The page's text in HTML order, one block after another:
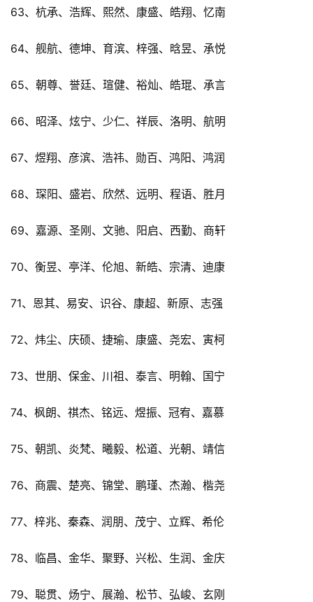
63、杭承、浩辉、熙然、康盛、皓翔、忆南
64、舰航、德坤、育滨、梓强、晗昱、承悦
65、朝尊、誉廷、瑄健、裕灿、皓琨、承言
66、昭泽、炫宁、少仁、祥辰、洛明、航明
67、煜翔、彦滨、浩祎、勋百、鸿阳、鸿润
68、琛阳、盛岩、欣然、远明、程语、胜月
69、嘉源、圣刚、文驰、阳启、西勤、商轩
70、衡昱、亭洋、伦旭、新皓、宗清、迪康
71、恩其、易安、识谷、康超、新原、志强
72、炜尘、庆硕、捷瑜、康盛、尧宏、寅柯
73、世朋、保金、川祖、泰言、明翰、国宁
74、枫朗、祺杰、铭远、煜振、冠宥、嘉慕
75、朝凯、炎梵、曦毅、松道、光朝、靖信
76、商震、楚亮、锦堂、鹏瑾、杰瀚、楷尧
77、梓兆、秦森、润朋、茂宁、立辉、希伦
78、临昌、金华、聚野、兴松、生润、金庆
79、聪贯、炀宁、展瀚、松节、弘峻、玄刚